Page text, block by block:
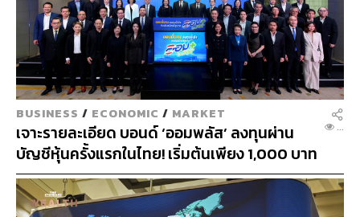
BUSINESS/BUSINESS
เวียดนามฮับใหม่ของผู้บริหารระดับโลก นักลงทุน
ไหลเข้า ดันตลาดเครื่องบินเจ็ตส่วนตัวโตตาม